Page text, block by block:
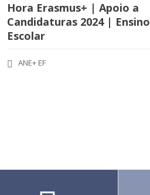
Hora Erasmus+ | Apoio a
Candidaturas 2024 | Ensino
Escolar
ANE+ EF